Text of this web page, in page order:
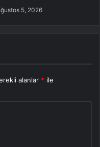
5, 2026
alanlar * ile